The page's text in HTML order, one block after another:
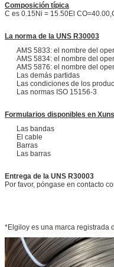
Composición típica
C es 0.15Ni = 15.50El
La norma de la UNS R30003
AMS 5833: el nombre del
AMS 5834: el nombre del
AMS 5876: el nombre del
Las demás partidas
Las condiciones de los
Las normas ISO 15156-3
Formularios disponibles en
Las bandas
El cable
Barras
Las barras
Entrega de la UNS R30003
Por favor, póngase en contacto
*Elgiloy es una marca registrada